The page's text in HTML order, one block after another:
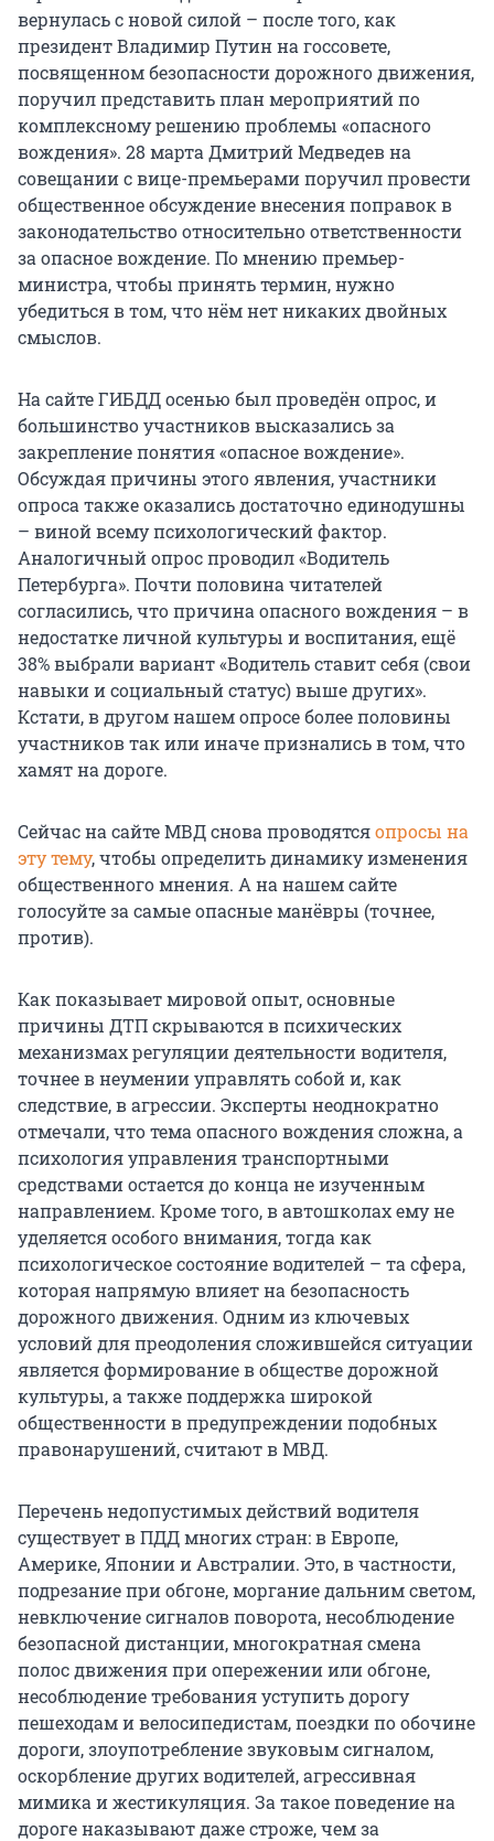
вернулась с новой силой – после того, как
президент Владимир Путин на госсовете,
посвященном безопасности дорожного движения,
поручил представить план мероприятий по
комплексному решению проблемы «опасного
вождения». 28 марта Дмитрий Медведев на
совещании с вице-премьерами поручил провести
общественное обсуждение внесения поправок в
законодательство относительно ответственности
за опасное вождение. По мнению премьер-
министра, чтобы принять термин, нужно
убедиться в том, что нём нет никаких двойных
смыслов.
На сайте ГИБДД осенью был проведён опрос, и
большинство участников высказались за
закрепление понятия «опасное вождение».
Обсуждая причины этого явления, участники
опроса также оказались достаточно единодушны
– виной всему психологический фактор.
Аналогичный опрос проводил «Водитель
Петербурга». Почти половина читателей
согласились, что причина опасного вождения – в
недостатке личной культуры и воспитания, ещё
38% выбрали вариант «Водитель ставит себя (свои
навыки и социальный статус) выше других».
Кстати, в другом нашем опросе более половины
участников так или иначе признались в том, что
хамят на дороге.
Сейчас на сайте МВД снова проводятсяопросы на
эту тему, чтобы определить динамику изменения
общественного мнения. А на нашем сайте
голосуйте за самые опасные манёвры (точнее,
против).
Как показывает мировой опыт, основные
причины ДТП скрываются в психических
механизмах регуляции деятельности водителя,
точнее в неумении управлять собой и, как
следствие, в агрессии. Эксперты неоднократно
отмечали, что тема опасного вождения сложна, а
психология управления транспортными
средствами остается до конца не изученным
направлением. Кроме того, в автошколах ему не
уделяется особого внимания, тогда как
психологическое состояние водителей – та сфера,
которая напрямую влияет на безопасность
дорожного движения. Одним из ключевых
условий для преодоления сложившейся ситуации
является формирование в обществе дорожной
культуры, а также поддержка широкой
общественности в предупреждении подобных
правонарушений, считают в МВД.
Перечень недопустимых действий водителя
существует в ПДД многих стран: в Европе,
Америке, Японии и Австралии. Это, в частности,
подрезание при обгоне, моргание дальним светом,
невключение сигналов поворота, несоблюдение
безопасной дистанции, многократная смена
полос движения при опережении или обгоне,
несоблюдение требования уступить дорогу
пешеходам и велосипедистам, поездки по обочине
дороги, злоупотребление звуковым сигналом,
оскорбление других водителей, агрессивная
мимика и жестикуляция. За такое поведение на
дороге наказывают даже строже, чем за